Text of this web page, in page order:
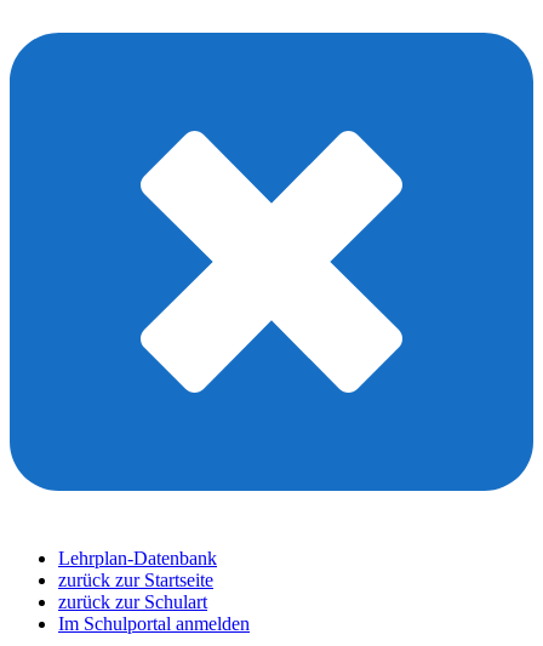
Lehrplan-Datenbank
zurück zur Startseite
zurück zur Schulart
Im Schulportal anmelden